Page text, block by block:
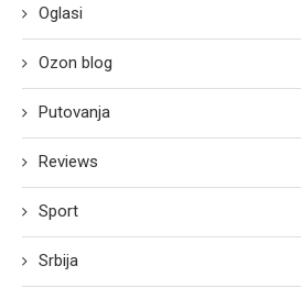
Oglasi
Ozon blog
Putovanja
Reviews
Sport
Srbija